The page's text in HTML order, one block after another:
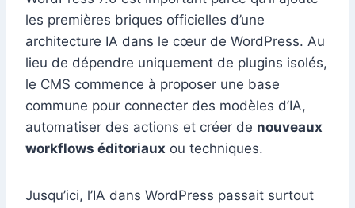
les premières briques officielles d’une
architecture IA dans le cœur de WordPress. Au
lieu de dépendre uniquement de plugins isolés,
le CMS commence à proposer une base
commune pour connecter des modèles d’IA,
automatiser des actions et créer de nouveaux
workflows éditoriaux ou techniques.
Jusqu’ici, l’IA dans WordPress passait surtout